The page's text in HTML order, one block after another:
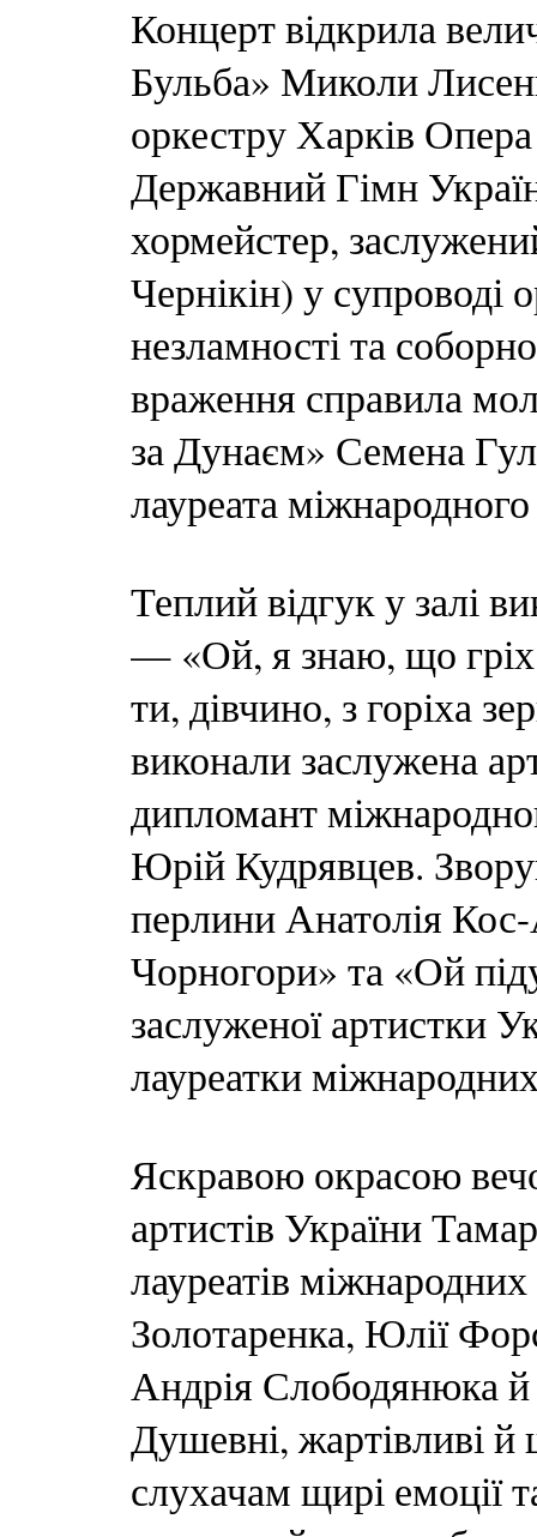
Концерт відкрила
Бульба» Миколи
оркестру Харків
Державний Гімн
хормейстер,
Чернікін) у супроводі
незламності та
враження справила
за Дунаєм» Семена
лауреата
Теплий відгук у залі
— «Ой, я знаю, що
ти, дівчино, з горіха
виконали заслужена
дипломант
Юрій Кудрявцев.
перлини Анатолія
Чорногори» та «Ой
заслуженої артистки
лауреатки
Яскравою окрасою
артистів України
лауреатів
Золотаренка, Юлії
Андрія Слободянюка й
Душевні, жартівливі й
слухачам щирі емоції